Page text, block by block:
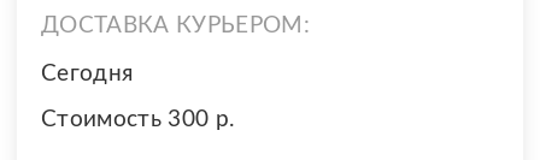
ДОСТАВКА КУРЬЕРОМ:
Сегодня
Стоимость 300 р.